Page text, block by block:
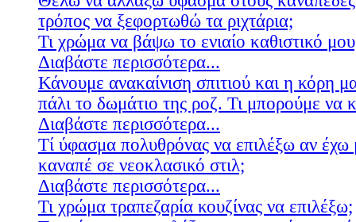
τρόπος να ξεφορτωθώ τα ριχτάρια;
Τι χρώμα να βάψω το ενιαίο καθιστικό
Διαβάστε περισσότερα...
Κάνουμε ανακαίνιση σπιτιού και η κόρη
πάλι το δωμάτιο της ροζ. Τι μπορούμε να
Διαβάστε περισσότερα...
Τί ύφασμα πολυθρόνας να επιλέξω αν έχω
καναπέ σε νεοκλασικό στιλ;
Διαβάστε περισσότερα...
Τι χρώμα τραπεζαρία κουζίνας να επιλέξω;